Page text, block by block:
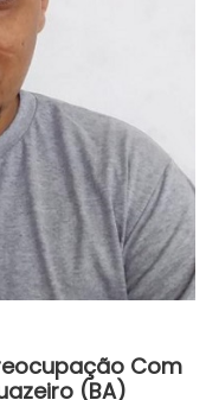
Com
(BA)